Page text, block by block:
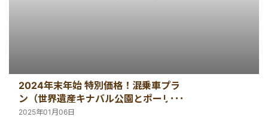
2024年末年始 特別価格！混乗車プラ
ン（世界遺産キナバル公園とポーリン
温泉観光ツアー）
2025年01月06日